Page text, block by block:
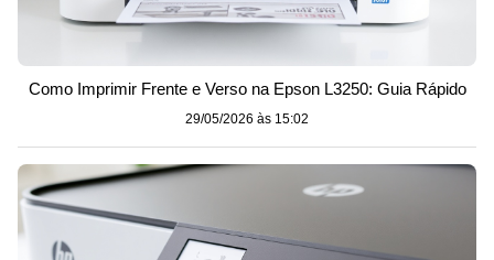
Como Imprimir Frente e Verso na Epson L3250: Guia Rápido
29/05/2026 às 15:02